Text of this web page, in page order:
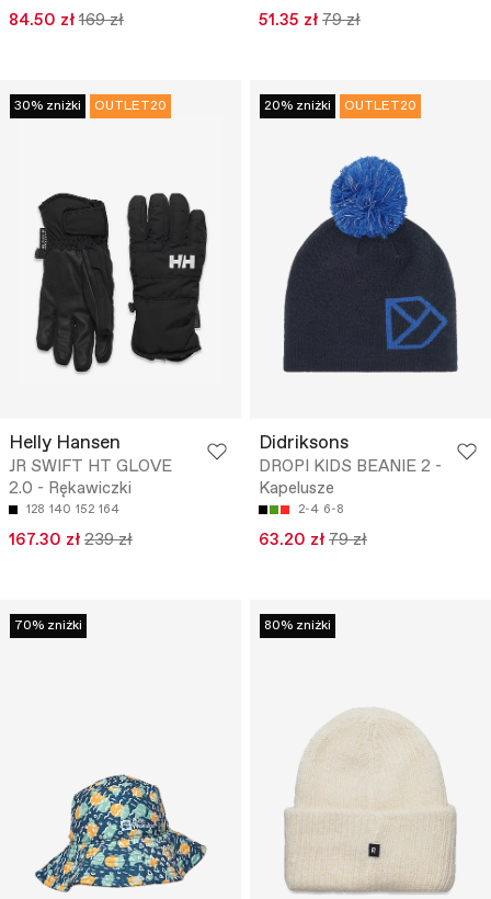
84.50 zł 169 zł 51.35 zł 79 zł
30% zniżki OUTLET20
Helly Hansen
JR SWIFT HT GLOVE
2.0 - Rękawiczki
128 140 152 164
167.30 zł 239 zł
20% zniżki OUTLET20
Didriksons
DROPI KIDS BEANIE 2 -
Kapelusze
2-4 6-8
63.20 zł 79 zł
70% zniżki 80% zniżki